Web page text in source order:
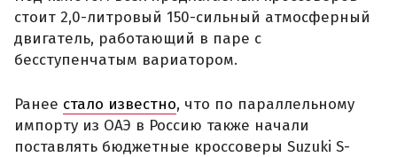
стоит 2,0-литровый 150-сильный атмосферный
двигатель, работающий в паре с
бесступенчатым вариатором.
Ранее стало известно, что по параллельному
импорту из ОАЭ в Россию также начали
поставлять бюджетные кроссоверы Suzuki S-